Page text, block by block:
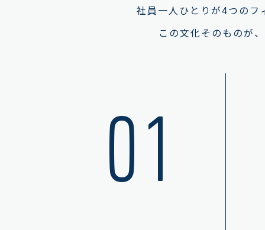
社員一人ひとりが4つのフ
この文化そのものが
01